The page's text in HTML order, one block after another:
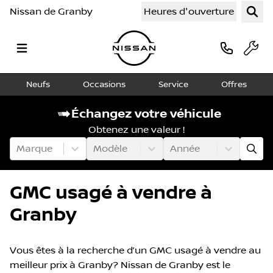
Nissan de Granby Heures d'ouverture
Neufs Occasions Service Offres
Échangez votre véhicule
Obtenez une valeur !
Marque
Modèle Année
GMC usagé à vendre à
Granby
Vous êtes à la recherche d’un GMC usagé à vendre au
meilleur prix à Granby? Nissan de Granby est le